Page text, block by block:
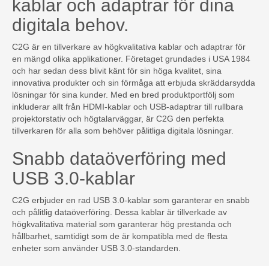
kablar och adaptrar för dina
digitala behov.
C2G är en tillverkare av högkvalitativa kablar och adaptrar för
en mängd olika applikationer. Företaget grundades i USA 1984
och har sedan dess blivit känt för sin höga kvalitet, sina
innovativa produkter och sin förmåga att erbjuda skräddarsydda
lösningar för sina kunder. Med en bred produktportfölj som
inkluderar allt från HDMI-kablar och USB-adaptrar till rullbara
projektorstativ och högtalarväggar, är C2G den perfekta
tillverkaren för alla som behöver pålitliga digitala lösningar.
Snabb dataöverföring med
USB 3.0-kablar
C2G erbjuder en rad USB 3.0-kablar som garanterar en snabb
och pålitlig dataöverföring. Dessa kablar är tillverkade av
högkvalitativa material som garanterar hög prestanda och
hållbarhet, samtidigt som de är kompatibla med de flesta
enheter som använder USB 3.0-standarden.